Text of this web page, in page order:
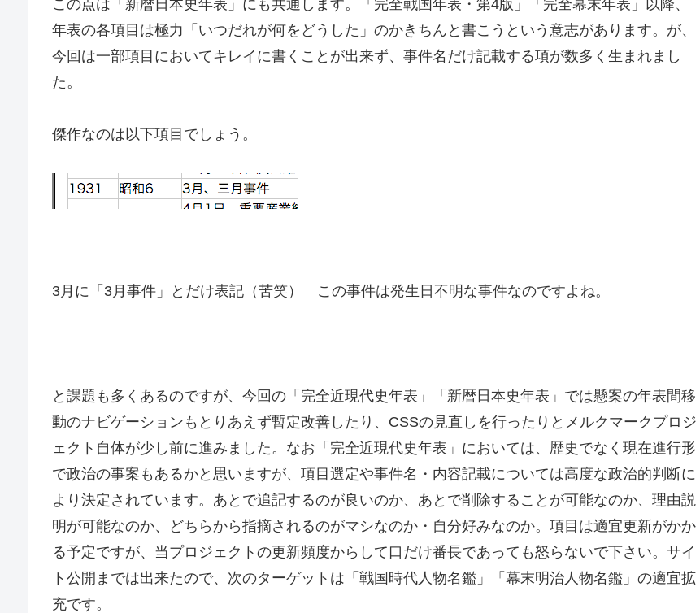
この点は「新暦日本史年表」にも共通します。「完全戦国年表・第4版」「完全幕末年表」以降、
年表の各項目は極力「いつだれが何をどうした」のかきちんと書こうという意志があります。が、
今回は一部項目においてキレイに書くことが出来ず、事件名だけ記載する項が数多く生まれまし
た。
傑作なのは以下項目でしょう。
3月に「3月事件」とだけ表記（苦笑） この事件は発生日不明な事件なのですよね。
と課題も多くあるのですが、今回の「完全近現代史年表」「新暦日本史年表」では懸案の年表間移
動のナビゲーションもとりあえず暫定改善したり、CSSの見直しを行ったりとメルクマークプロジ
ェクト自体が少し前に進みました。なお「完全近現代史年表」においては、歴史でなく現在進行形
で政治の事案もあるかと思いますが、項目選定や事件名・内容記載については高度な政治的判断に
より決定されています。あとで追記するのが良いのか、あとで削除することが可能なのか、理由説
明が可能なのか、どちらから指摘されるのがマシなのか・自分好みなのか。項目は適宜更新がかか
る予定ですが、当プロジェクトの更新頻度からして口だけ番長であっても怒らないで下さい。サイ
ト公開までは出来たので、次のターゲットは「戦国時代人物名鑑」「幕末明治人物名鑑」の適宜拡
充です。